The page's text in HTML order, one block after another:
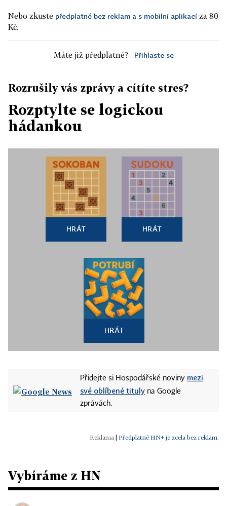
Nebo zkuste předplatné bez reklam a s mobilní aplikací za 80
Kč.
Máte již předplatné? Přihlaste se
Rozrušily vás zprávy a cítíte stres?
Rozptylte se logickou
hádankou
HRÁT HRÁT
HRÁT
Přidejte si Hospodářské noviny mezi
své oblíbené tituly na Google
zprávách.
Předplatné HN+ je zcela bez reklam.
Vybíráme z HN